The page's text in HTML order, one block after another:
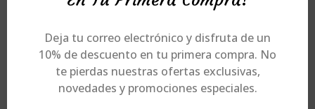
cantidad
ENVÍOS Y DEVOLUCIONES
Deja tu correo electrónico y disfruta de un
10% de descuento en tu primera compra. No
te pierdas nuestras ofertas exclusivas,
novedades y promociones especiales.